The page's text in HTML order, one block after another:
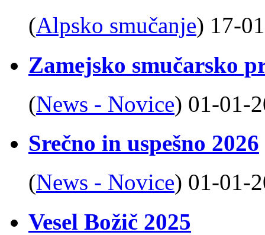
(Alpsko smučanje) 17-
Zamejsko smučarsko
(News - Novice) 01-01-
Srečno in uspešno 2026
(News - Novice) 01-01-
Vesel Božič 2025